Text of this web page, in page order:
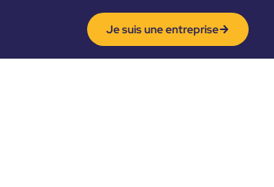
Je suis une entreprise